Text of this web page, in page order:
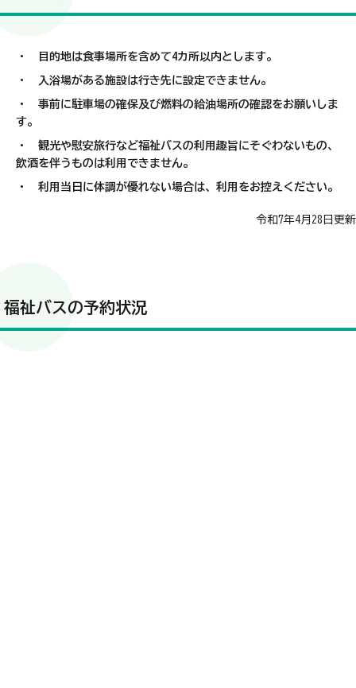
・ 目的地は食事場所を含めて4カ所以内とします。
・ 入浴場がある施設は行き先に設定できません。
・ 事前に駐車場の確保及び燃料の給油場所の確認をお願いしま
す。
・ 観光や慰安旅行など福祉バスの利用趣旨にそぐわないもの、
飲酒を伴うものは利用できません。
・ 利用当日に体調が優れない場合は、利用をお控えください。
令和7年4月28日更新
福祉バスの予約状況